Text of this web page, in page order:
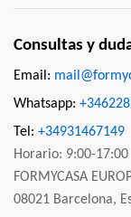
Consultas y
Email:
Whatsapp:
Tel: +34931467149
Horario: 9:00-17:00
FORMYCASA
08021 Barcelona,